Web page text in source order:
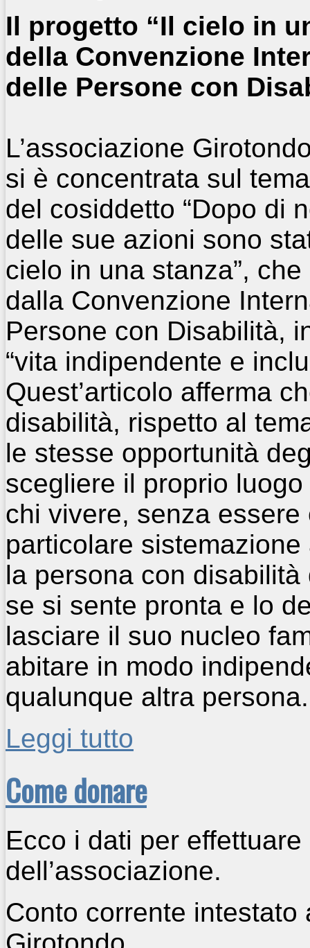
Il progetto “Il cielo in
della Convenzione
delle Persone con
L’associazione
si è concentrata sul
del cosiddetto “Dopo di
delle sue azioni sono
cielo in una stanza”,
dalla Convenzione
Persone con Disabilità,
“vita indipendente e
Quest’articolo afferma
disabilità, rispetto al
le stesse opportunità
scegliere il proprio
chi vivere, senza
particolare
la persona con
se si sente pronta e lo
lasciare il suo nucleo
abitare in modo
qualunque altra persona.
Leggi tutto
Come donare
Ecco i dati per
dell’associazione.
Conto corrente intestato